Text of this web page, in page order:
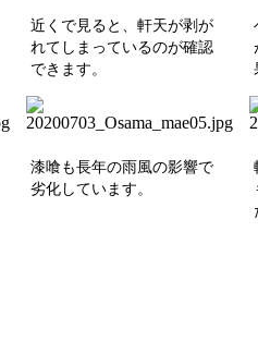
近くで見ると、軒天が剥が
れてしまっているのが確認
できます。
漆喰も長年の雨風の影響で
劣化しています。